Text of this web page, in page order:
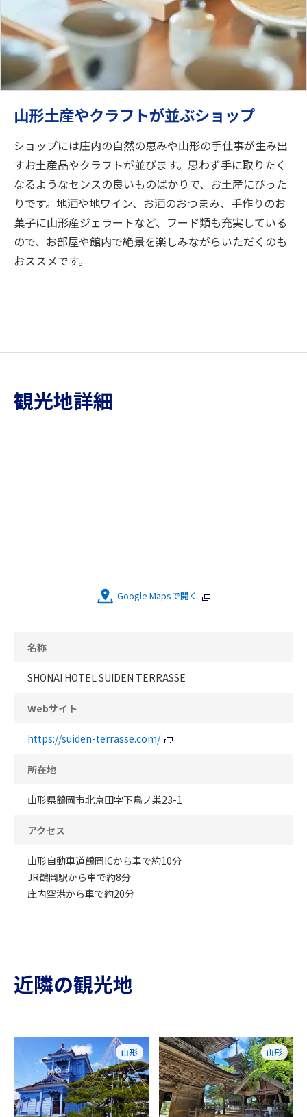
山形土産やクラフトが並ぶショップ
ショップには庄内の自然の恵みや山形の手仕事が生み出
すお土産品やクラフトが並びます。思わず手に取りたく
なるようなセンスの良いものばかりで、お土産にぴった
りです。地酒や地ワイン、お酒のおつまみ、手作りのお
菓子に山形産ジェラートなど、フード類も充実している
ので、お部屋や館内で絶景を楽しみながらいただくのも
おススメです。
観光地詳細
Google Mapsで開く
名称
SHONAI HOTEL SUIDEN TERRASSE
Webサイト
https://suiden-terrasse.com/
所在地
山形県鶴岡市北京田字下鳥ノ巣23-1
アクセス
山形自動車道鶴岡ICから車で約10分
JR鶴岡駅から車で約8分
庄内空港から車で約20分
近隣の観光地
山形 山形